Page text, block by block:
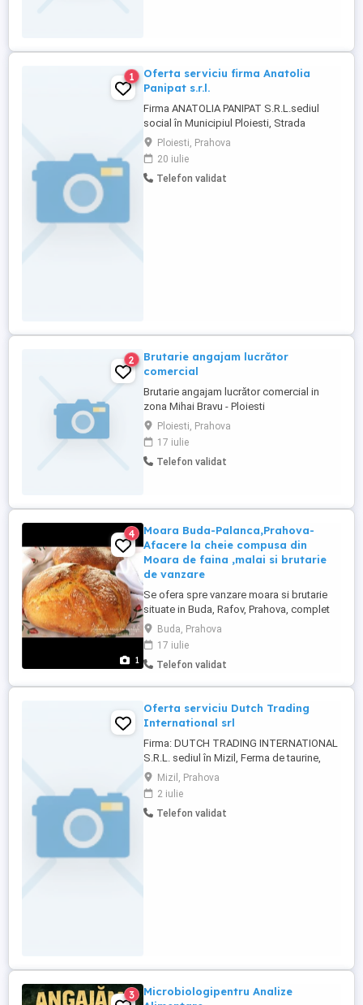
1
Oferta serviciu firma Anatolia
Panipat s.r.l.
Firma ANATOLIA PANIPAT S.R.L.sediul
social în Municipiul Ploiesti, Strada
Marasesti Nr.318, judetul Prahova, J2 , CUI
46459290, Tel.: , E-mail: , angajeaza:Brutar,
COR 751201. Selectia va avea loc la sediu
in data de 24. ra. 10.00
Ploiesti, Prahova
20 iulie
Telefon validat
2
Brutarie angajam lucrător
comercial
Brutarie angajam lucrător comercial in
zona Mihai Bravu - Ploiesti
Ploiesti, Prahova
17 iulie
Telefon validat
1
4
Moara Buda-Palanca,Prahova-
Afacere la cheie compusa din
Moara de faina ,malai si brutarie
de vanzare
Se ofera spre vanzare moara si brutarie
situate in Buda, Rafov, Prahova, complet
utilate si dotate ,fumctionale, gata de
productie si functionare, cu cladiri si teren
aferent de vanzare,aproximativ 2000 mp
teren, si posibilitate de a cumpara casa de
Buda, Prahova
17 iulie
Telefon validat
Oferta serviciu Dutch Trading
International srl
Firma: DUTCH TRADING INTERNATIONAL
S.R.L. sediul în Mizil, Ferma de taurine,
Cladirea C1, biroul 2 judetul Prahova, J2 ,
CUI 24304422, Tel. , e mail , angajeaza:
Ingrijitor animale, COR 621201. Selectia va
avea loc la sediu in data de ra.10.00
Mizil, Prahova
2 iulie
Telefon validat
3
Microbiologipentru Analize